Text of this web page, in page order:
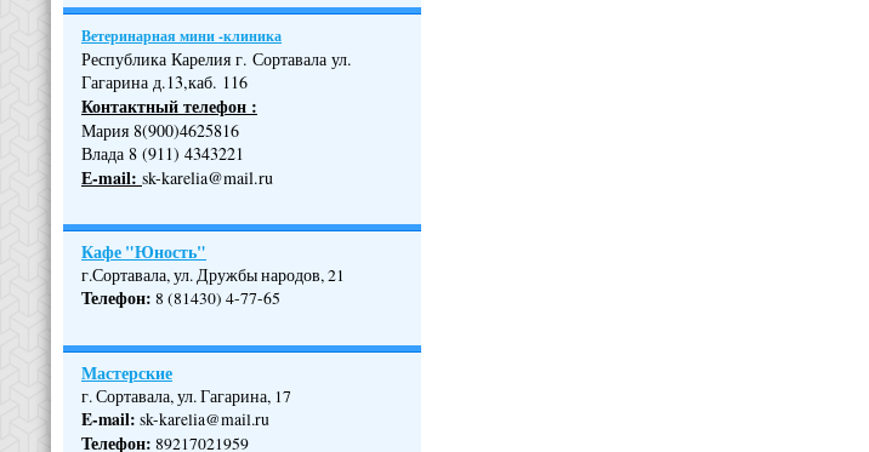
Ветеринарная мини -клиника
Республика Карелия г. Сортавала ул.
Гагарина д.13,каб. 116
Контактный телефон :
Мария 8(900)4625816
Влада 8 (911) 4343221
Е-mail: sk-karelia@mail.ru
Кафе "Юность"
г.Сортавала, ул. Дружбы народов, 21
Телефон: 8 (81430) 4-77-65
Мастерские
г. Сортавала, ул. Гагарина, 17
E-mail: sk-karelia@mail.ru
Телефон: 89217021959